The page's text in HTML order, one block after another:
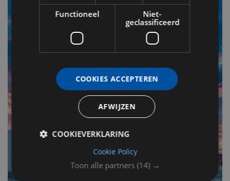
Toon alle partners (14) →
Functioneel
Niet-
geclassificeerd
COOKIES ACCEPTEREN
AFWIJZEN
COOKIEVERKLARING
Cookie Policy